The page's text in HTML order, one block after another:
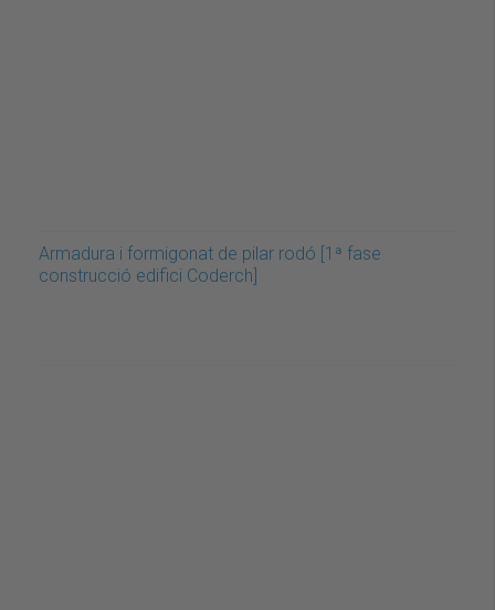
Armadura i formigonat de pilar rodó [1ª fase
construcció edifici Coderch]